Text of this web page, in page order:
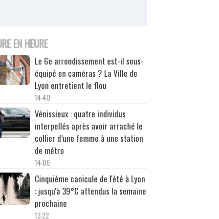
EN HEURE
Le 6e arrondissement est-il sous-
équipé en caméras ? La Ville de
Lyon entretient le flou
14:40
Vénissieux : quatre individus
interpellés après avoir arraché le
collier d’une femme à une station
de métro
14:06
Cinquième canicule de l'été à Lyon
: jusqu'à 39°C attendus la semaine
prochaine
13:22